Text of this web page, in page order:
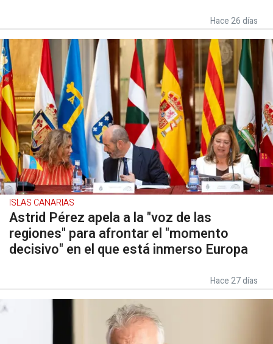
Hace 26 días
ISLAS CANARIAS
Astrid Pérez apela a la "voz de las
regiones" para afrontar el "momento
decisivo" en el que está inmerso Europa
Hace 27 días